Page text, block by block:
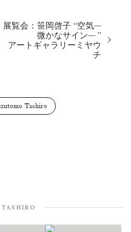
展覧会：笹岡啓子 “空気─
微かなサイン─ ”
アートギャラリーミヤウ
チ
Tashiro